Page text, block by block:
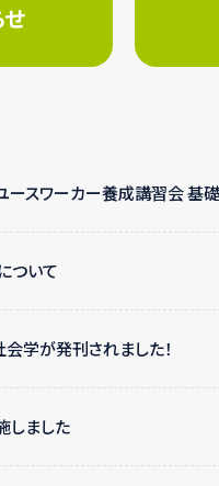
ースワーカー養成講習会 基
ついて
会学が発刊されました！
しました